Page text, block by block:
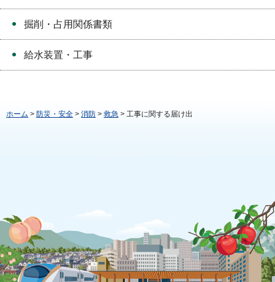
掘削・占用関係書類
給水装置・工事
ホーム > 防災・安全 > 消防 > 救急 > 工事に関する届け出